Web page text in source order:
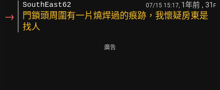
→
SouthEast62 07/15 15:17, 1年前 , 31 F
門鎖頭周圍有一片燒焊過的痕跡，我懷疑房東是
找人
廣告